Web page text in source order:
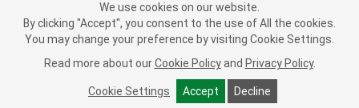
We use cookies on our website. By clicking "Accept", you consent
to the use of All the cookies.
You may change your preference by visiting Cookie Settings.
Read more about our Cookie Policy and Privacy Policy.
Cookie Settings Accept Decline
Copyright © 2008-2026 O’Reilly Auto Parts v OST_3.2.0.0.729 (3) cv1361
catalog_main
Política de privacidad
Ley de transparencia en las cadenas de suministro
de California
We use cookies on our website.
By clicking "Accept", you consent to the use of All the cookies.
You may change your preference by visiting Cookie Settings.
Read more about our Cookie Policy and Privacy Policy.
Cookie Settings Accept Decline